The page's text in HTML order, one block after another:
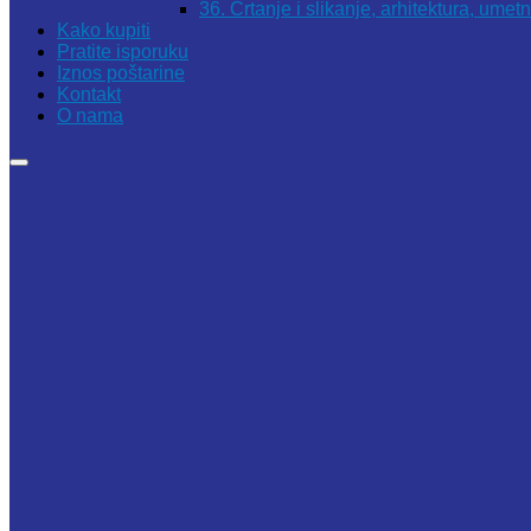
36. Crtanje i slikanje, arhitektura,
Kako kupiti
Pratite isporuku
Iznos poštarine
Kontakt
O nama